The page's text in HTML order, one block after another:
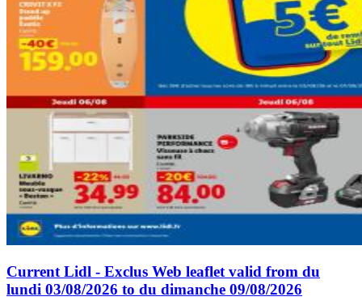
Current Lidl - Exclus Web leaflet valid from du
lundi 03/08/2026 to du dimanche 09/08/2026